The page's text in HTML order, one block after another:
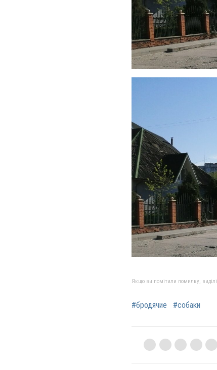
Якщо ви помітили помилку,
#бродячие #собаки